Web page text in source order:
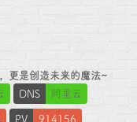
更是创造未来的魔法~
DNS 阿里云
PV 914156